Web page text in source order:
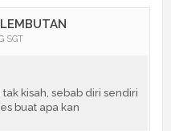
SGT
kisah, sebab diri sendiri
buat apa kan